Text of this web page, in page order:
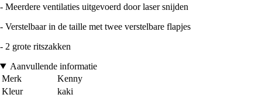
- Meerdere ventilaties uitgevoerd door laser snijden
- Verstelbaar in de taille met twee verstelbare flapjes
- 2 grote ritszakken
Aanvullende informatie
Merk
Kenny
Kleur
kaki